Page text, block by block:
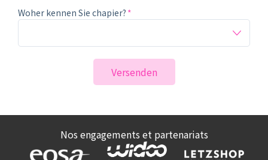
Woher kennen Sie chapier?
Versenden
Nos engagements et partenariats